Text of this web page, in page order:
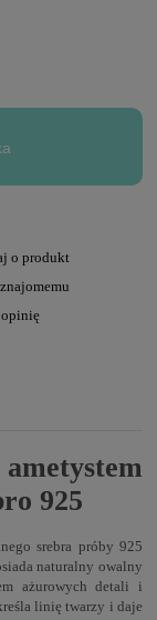
o produkt
925
srebra próby 925
naturalny owalny
ażurowych detali i
linię twarzy i daje